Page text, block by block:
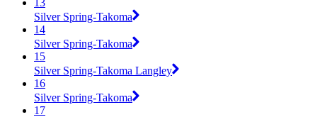
13
Silver Spring-Takoma
14
Silver Spring-Takoma
15
Silver Spring-Takoma Langley
16
Silver Spring-Takoma
17